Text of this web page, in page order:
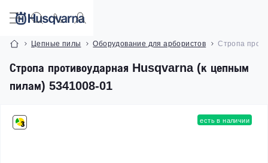
Цепные пилы Оборудование для арбористов Стропа
Стропа противоударная Husqvarna (к цепным
пилам) 5341008-01
есть в наличии